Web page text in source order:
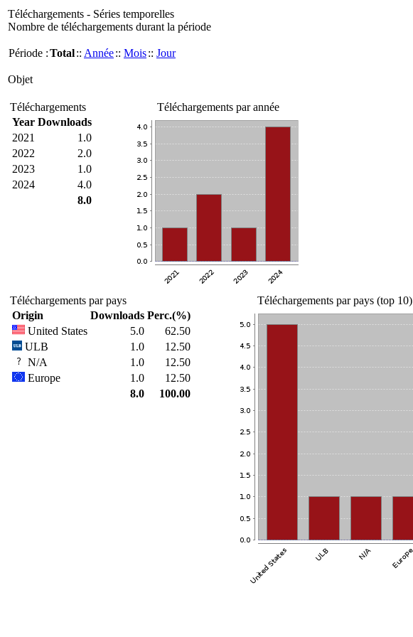
Téléchargements - Séries temporelles
Nombre de téléchargements durant la période
Période :Total:: Année:: Mois:: Jour
Objet
Téléchargements
Year Downloads
2021
1.0
2022
2.0
2023
1.0
2024
4.0
8.0
Téléchargements par année
Téléchargements par pays
Origin
Downloads Perc.(%)
United States
5.0
62.50
ULB
1.0
12.50
N/A
1.0
12.50
Europe
1.0
12.50
8.0
100.00
Téléchargements par pays (top 10)